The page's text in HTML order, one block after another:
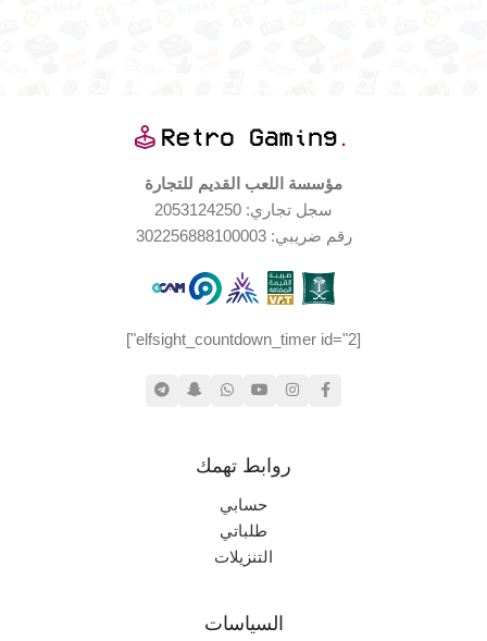
مؤسسة اللعب القديم للتجارة
سجل تجاري: 2053124250
رقم ضريبي: 302256888100003
[elfsight_countdown_timer id="2"]
روابط تهمك
حسابي
طلباتي
التنزيلات
السياسات